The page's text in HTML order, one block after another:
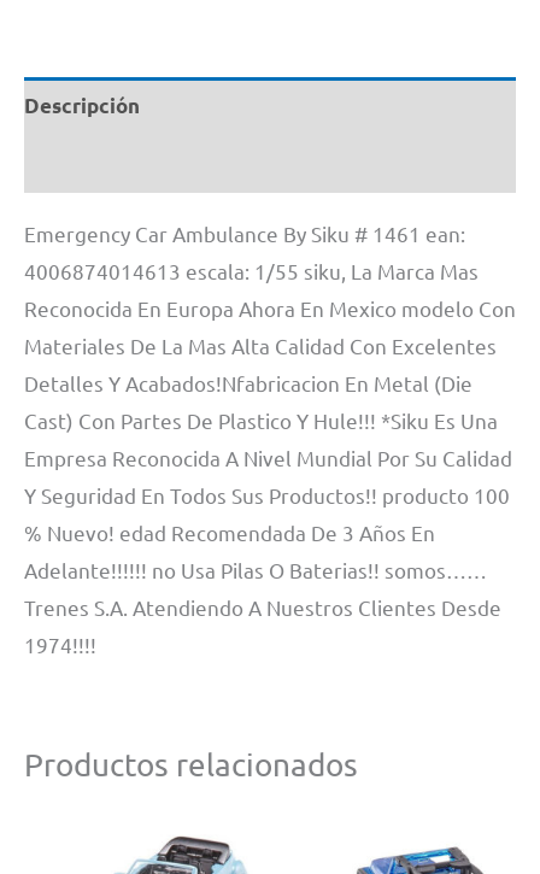
Descripción
Emergency Car Ambulance By Siku # 1461 ean:
4006874014613 escala: 1/55 siku, La Marca Mas
Reconocida En Europa Ahora En Mexico modelo Con
Materiales De La Mas Alta Calidad Con Excelentes
Detalles Y Acabados!Nfabricacion En Metal (Die
Cast) Con Partes De Plastico Y Hule!!! *Siku Es Una
Empresa Reconocida A Nivel Mundial Por Su Calidad
Y Seguridad En Todos Sus Productos!! producto 100
% Nuevo! edad Recomendada De 3 Años En
Adelante!!!!!! no Usa Pilas O Baterias!! somos……
Trenes S.A. Atendiendo A Nuestros Clientes Desde
1974!!!!
Productos relacionados